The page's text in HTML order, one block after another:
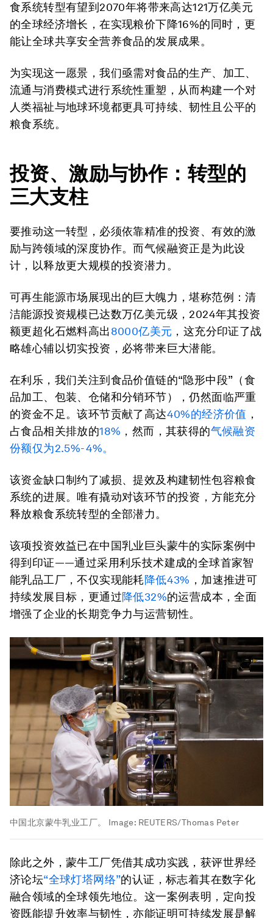
食系统转型有望到2070年将带来高达121万亿美元
的全球经济增长，在实现粮价下降16%的同时，更
能让全球共享安全营养食品的发展成果。
为实现这一愿景，我们亟需对食品的生产、加工、
流通与消费模式进行系统性重塑，从而构建一个对
人类福祉与地球环境都更具可持续、韧性且公平的
粮食系统。
投资、激励与协作：转型的
三大支柱
要推动这一转型，必须依靠精准的投资、有效的激
励与跨领域的深度协作。而气候融资正是为此设
计，以释放更大规模的投资潜力。
可再生能源市场展现出的巨大魄力，堪称范例：清
洁能源投资规模已达数万亿美元级，2024年其投资
额更超化石燃料高出8000亿美元 ，这充分印证了战
略雄心辅以切实投资，必将带来巨大潜能。
在利乐，我们关注到食品价值链的“隐形中段”（食
品加工、包装、仓储和分销环节），仍然面临严重
的资金不足。该环节贡献了高达40%的经济价值 ，
占食品相关排放的18% ，然而，其获得的气候融资
份额仅为2.5%-4%。
该资金缺口制约了减损、提效及构建韧性包容粮食
系统的进展。唯有撬动对该环节的投资，方能充分
释放粮食系统转型的全部潜力。
该项投资效益已在中国乳业巨头蒙牛的实际案例中
得到印证——通过采用利乐技术建成的全球首家智
能乳品工厂，不仅实现能耗降低43% ，加速推进可
持续发展目标，更通过降低32%的运营成本，全面
增强了企业的长期竞争力与运营韧性。
中国北京蒙牛乳业工厂。 Image: REUTERS/Thomas Peter
除此之外，蒙牛工厂凭借其成功实践，获评世界经
济论坛“全球灯塔网络”的认证，标志着其在数字化
融合领域的全球领先地位。这一案例表明，定向投
资既能提升效率与韧性，亦能证明可持续发展是解